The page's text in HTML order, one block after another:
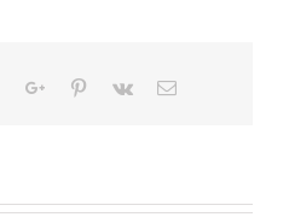
TumblrGoogle+Pinterest
Vk Email